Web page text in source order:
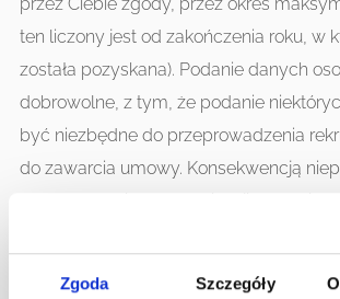
Zgoda Szczegóły
ten liczony jest od zakończenia roku, w
została pozyskana). Podanie danych
dobrowolne, z tym, że podanie
być niezbędne do przeprowadzenia
do zawarcia umowy. Konsekwencją
§3 Komu możemy przekazać